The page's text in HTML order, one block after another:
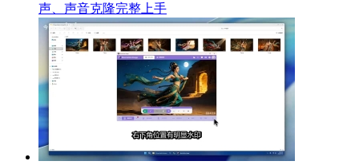
声、声音克隆完整上手